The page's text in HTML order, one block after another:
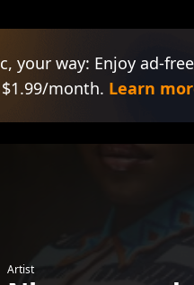
your way: Enjoy ad-
month. Learn
Artist